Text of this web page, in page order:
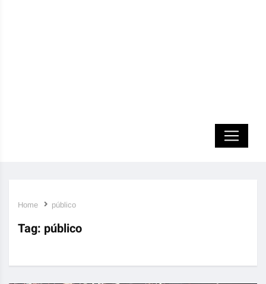
Home público
Tag: público